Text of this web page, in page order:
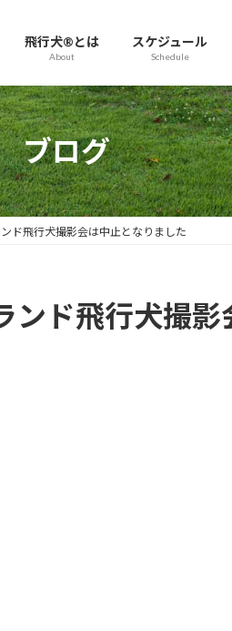
飛行犬®とは
About
スケジュール
Schedule
ブログ
ド飛行犬撮影会は中止となりました
ド飛行犬撮